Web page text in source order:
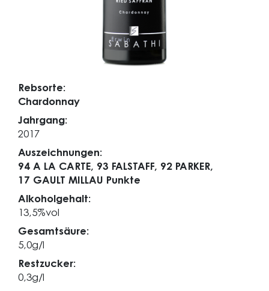
Rebsorte:
Chardonnay
Jahrgang:
2017
Auszeichnungen:
94 A LA CARTE, 93 FALSTAFF, 92 PARKER,
17 GAULT MILLAU Punkte
Alkoholgehalt:
13,5%vol
Gesamtsäure:
5,0g/l
Restzucker:
0,3g/l